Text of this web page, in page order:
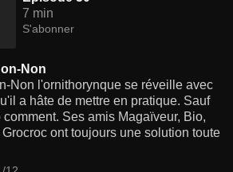
7 min
S'abonner
Non
Non l'ornithorynque se réveille avec
a hâte de mettre en pratique. Sauf
Ses amis Magaïveur, Bio,
ont toujours une solution toute